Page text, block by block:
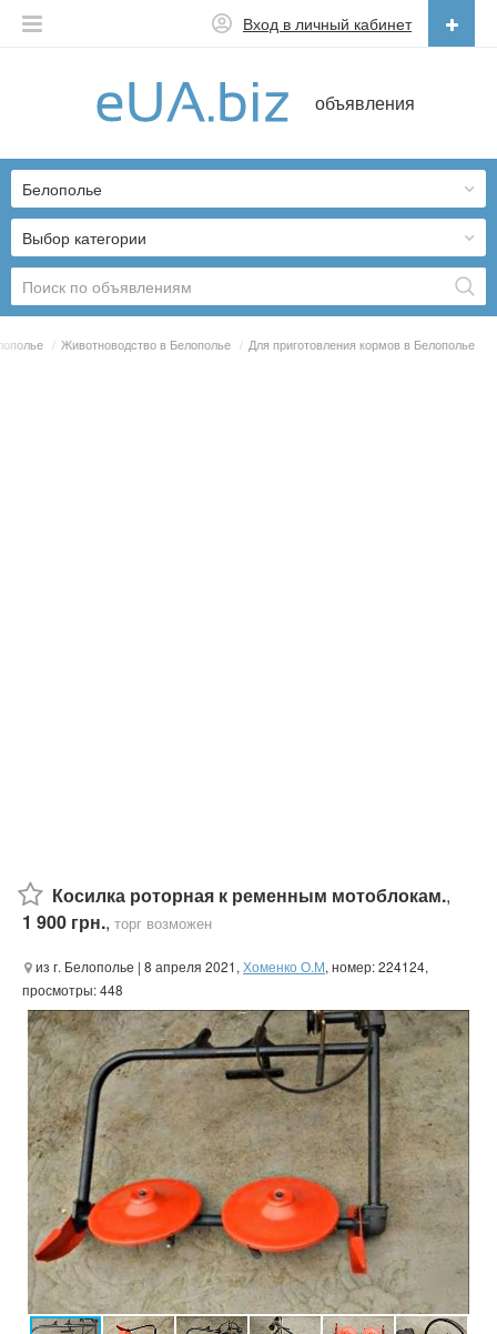
объявления
Вход в личный кабинет
Українська
Выбор категории
Белополье
/ Животноводство в Белополье / Для приготовления кормов в Белополье
Косилка роторная к ременным мотоблокам.,
1 900 грн., торг возможен
из г. Белополье | 8 апреля 2021, Хоменко О.М, номер: 224124,
просмотры: 448